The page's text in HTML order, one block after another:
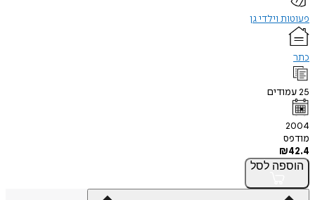
פעוטות וילדי גן
כתר
25עמודים
2004
מודפס
₪42.4
הוספה לסל